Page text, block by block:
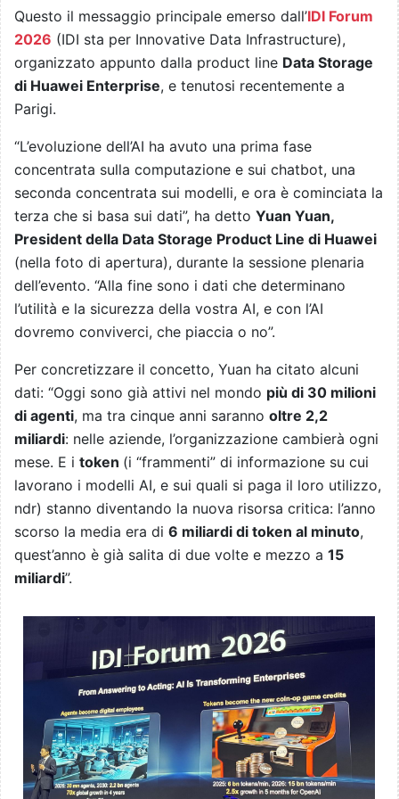
Questo il messaggio principale emerso dall’IDI Forum
2026 (IDI sta per Innovative Data Infrastructure),
organizzato appunto dalla product line Data Storage
di Huawei Enterprise, e tenutosi recentemente a
Parigi.
“L’evoluzione dell’AI ha avuto una prima fase
concentrata sulla computazione e sui chatbot, una
seconda concentrata sui modelli, e ora è cominciata la
terza che si basa sui dati”, ha detto Yuan Yuan,
President della Data Storage Product Line di Huawei
(nella foto di apertura), durante la sessione plenaria
dell’evento. “Alla fine sono i dati che determinano
l’utilità e la sicurezza della vostra AI, e con l’AI
dovremo conviverci, che piaccia o no”.
Per concretizzare il concetto, Yuan ha citato alcuni
dati: “Oggi sono già attivi nel mondo più di 30 milioni
di agenti, ma tra cinque anni saranno oltre 2,2
miliardi: nelle aziende, l’organizzazione cambierà ogni
mese. E i token (i “frammenti” di informazione su cui
lavorano i modelli AI, e sui quali si paga il loro utilizzo,
ndr) stanno diventando la nuova risorsa critica: l’anno
scorso la media era di 6 miliardi di token al minuto,
quest’anno è già salita di due volte e mezzo a 15
miliardi”.